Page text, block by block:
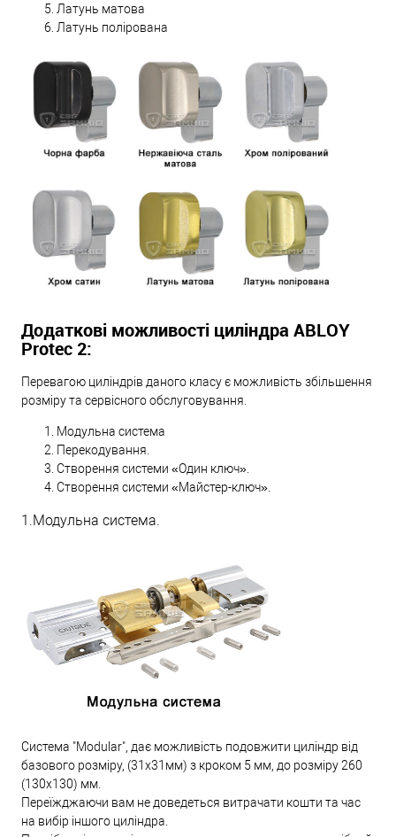
Латунь матова
Латунь полірована
Додаткові можливості циліндра ABLOY
Protec 2:
Перевагою циліндрів даного класу є можливість збільшення
розміру та сервісного обслуговування.
Модульна система
Перекодування.
Створення системи «Один ключ».
Створення системи «Майстер-ключ».
1.Модульна система.
Система "Modular", дає можливість подовжити циліндр від
базового розміру, (31х31мм) з кроком 5 мм, до розміру 260
(130х130) мм.
Переїжджаючи вам не доведеться витрачати кошти та час
на вибір іншого циліндра.